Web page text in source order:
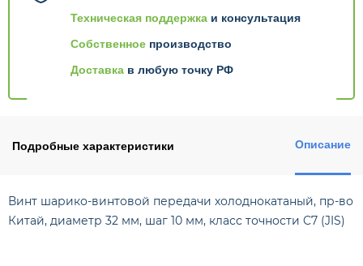
Техническая поддержка и консультация
Собственное производство
Доставка в любую точку РФ
Подробные характеристики Описание
Винт шарико-винтовой передачи холоднокатаный, пр-во
Китай, диаметр 32 мм, шаг 10 мм, класс точности C7 (JIS)